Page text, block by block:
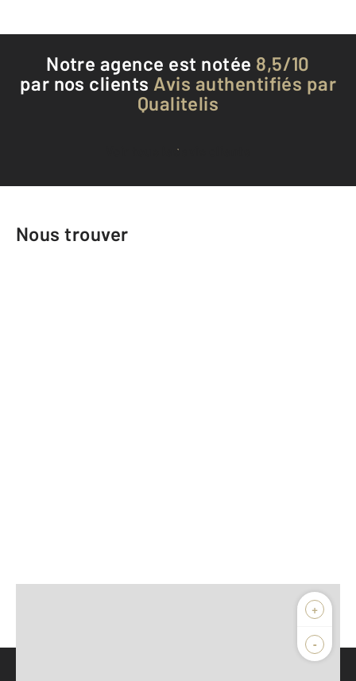
Notre agence est notée 8,5/10
par nos clients Avis authentifiés par
Qualitelis
Voir tous les avis clients
Nous trouver
+
-